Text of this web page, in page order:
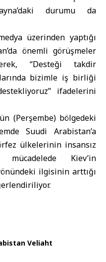
durumu da
üzerinden yaptığı
önemli görüşmeler
“Desteği takdir
bizimle iş birliği
ifadelerini
(Perşembe) bölgedeki
Suudi Arabistan’a
ülkelerinin insansız
Kiev’in
ilgisinin arttığı
Veliaht